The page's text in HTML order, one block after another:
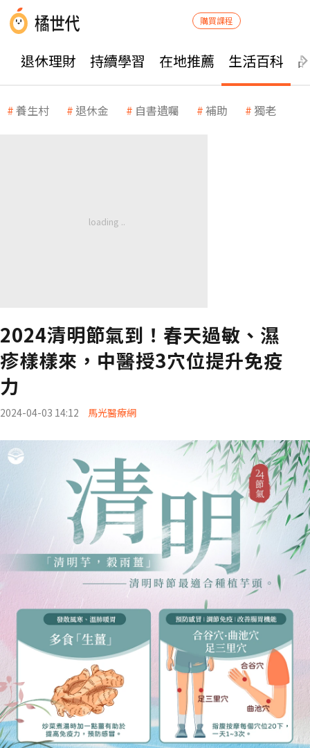
購買課程
退休理財 持續學習 在地推薦 生活百科
養生村 退休金 自書遺囑 補助 獨老
2024清明節氣到！春天過敏、濕
疹樣樣來，中醫授3穴位提升免疫
力
2024-04-03 14:12 馬光醫療網